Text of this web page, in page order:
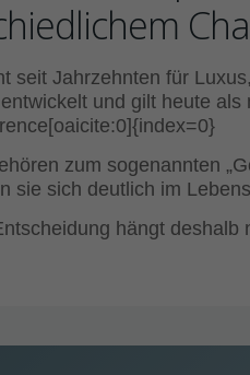
seit Jahrzehnten für
und gilt heute
zum sogenannten
sie sich deutlich im
hängt deshalb